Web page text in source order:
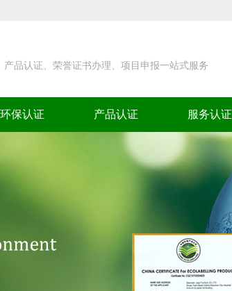
产品认证、荣誉证书办理、项目申报一站式服务
环保认证 产品认证 服务认证